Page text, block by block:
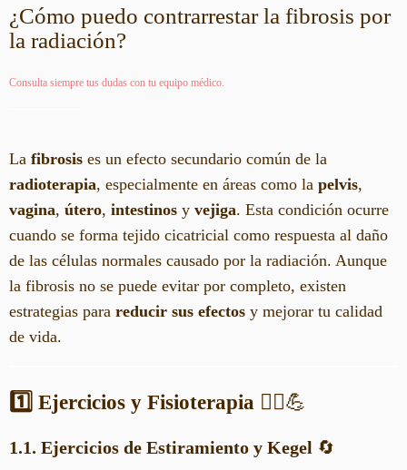
¿Cómo puedo contrarrestar la fibrosis por
la radiación?
Consulta siempre tus dudas con tu equipo médico.
La fibrosis es un efecto secundario común de la
radioterapia, especialmente en áreas como la pelvis,
vagina, útero, intestinos y vejiga. Esta condición ocurre
cuando se forma tejido cicatricial como respuesta al daño
de las células normales causado por la radiación. Aunque
la fibrosis no se puede evitar por completo, existen
estrategias para reducir sus efectos y mejorar tu calidad
de vida.
1️⃣ Ejercicios y Fisioterapia 🧘‍♀️💪
1.1. Ejercicios de Estiramiento y Kegel 🔄